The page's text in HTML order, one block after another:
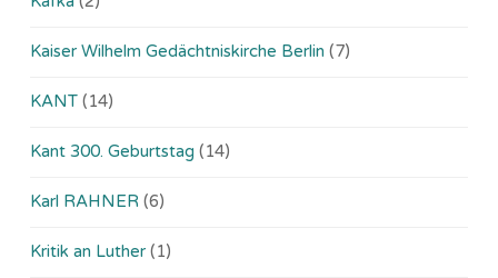
Kaiser Wilhelm Gedächtniskirche Berlin (7)
KANT (14)
Kant 300. Geburtstag (14)
Karl RAHNER (6)
Kritik an Luther (1)